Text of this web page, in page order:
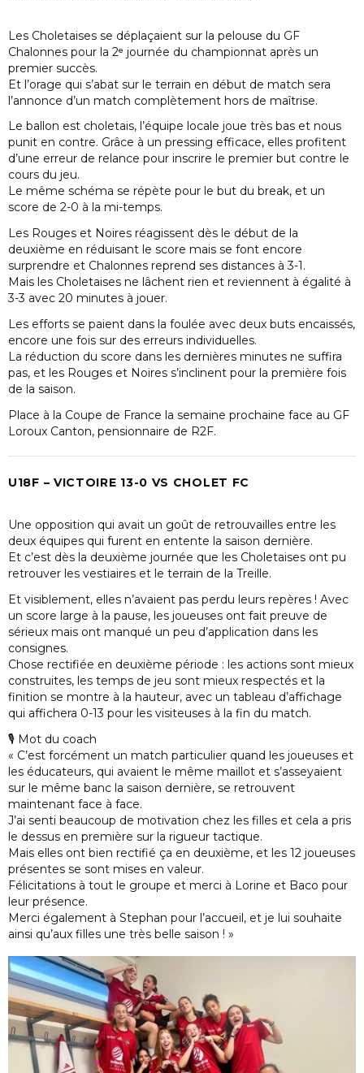
Les Choletaises se déplaçaient sur la pelouse du GF
Chalonnes pour la 2ᵉ journée du championnat après un
premier succès.
Et l’orage qui s’abat sur le terrain en début de match sera
l’annonce d’un match complètement hors de maîtrise.
Le ballon est choletais, l’équipe locale joue très bas et nous
punit en contre. Grâce à un pressing efficace, elles profitent
d’une erreur de relance pour inscrire le premier but contre le
cours du jeu.
Le même schéma se répète pour le but du break, et un
score de 2-0 à la mi-temps.
Les Rouges et Noires réagissent dès le début de la
deuxième en réduisant le score mais se font encore
surprendre et Chalonnes reprend ses distances à 3-1.
Mais les Choletaises ne lâchent rien et reviennent à égalité à
3-3 avec 20 minutes à jouer.
Les efforts se paient dans la foulée avec deux buts encaissés,
encore une fois sur des erreurs individuelles.
La réduction du score dans les dernières minutes ne suffira
pas, et les Rouges et Noires s’inclinent pour la première fois
de la saison.
Place à la Coupe de France la semaine prochaine face au GF
Loroux Canton, pensionnaire de R2F.
U18F – VICTOIRE 13-0 VS CHOLET FC
Une opposition qui avait un goût de retrouvailles entre les
deux équipes qui furent en entente la saison dernière.
Et c’est dès la deuxième journée que les Choletaises ont pu
retrouver les vestiaires et le terrain de la Treille.
Et visiblement, elles n’avaient pas perdu leurs repères ! Avec
un score large à la pause, les joueuses ont fait preuve de
sérieux mais ont manqué un peu d’application dans les
consignes.
Chose rectifiée en deuxième période : les actions sont mieux
construites, les temps de jeu sont mieux respectés et la
finition se montre à la hauteur, avec un tableau d’affichage
qui affichera 0-13 pour les visiteuses à la fin du match.
🎙 Mot du coach
« C’est forcément un match particulier quand les joueuses et
les éducateurs, qui avaient le même maillot et s’asseyaient
sur le même banc la saison dernière, se retrouvent
maintenant face à face.
J’ai senti beaucoup de motivation chez les filles et cela a pris
le dessus en première sur la rigueur tactique.
Mais elles ont bien rectifié ça en deuxième, et les 12 joueuses
présentes se sont mises en valeur.
Félicitations à tout le groupe et merci à Lorine et Baco pour
leur présence.
Merci également à Stephan pour l’accueil, et je lui souhaite
ainsi qu’aux filles une très belle saison ! »